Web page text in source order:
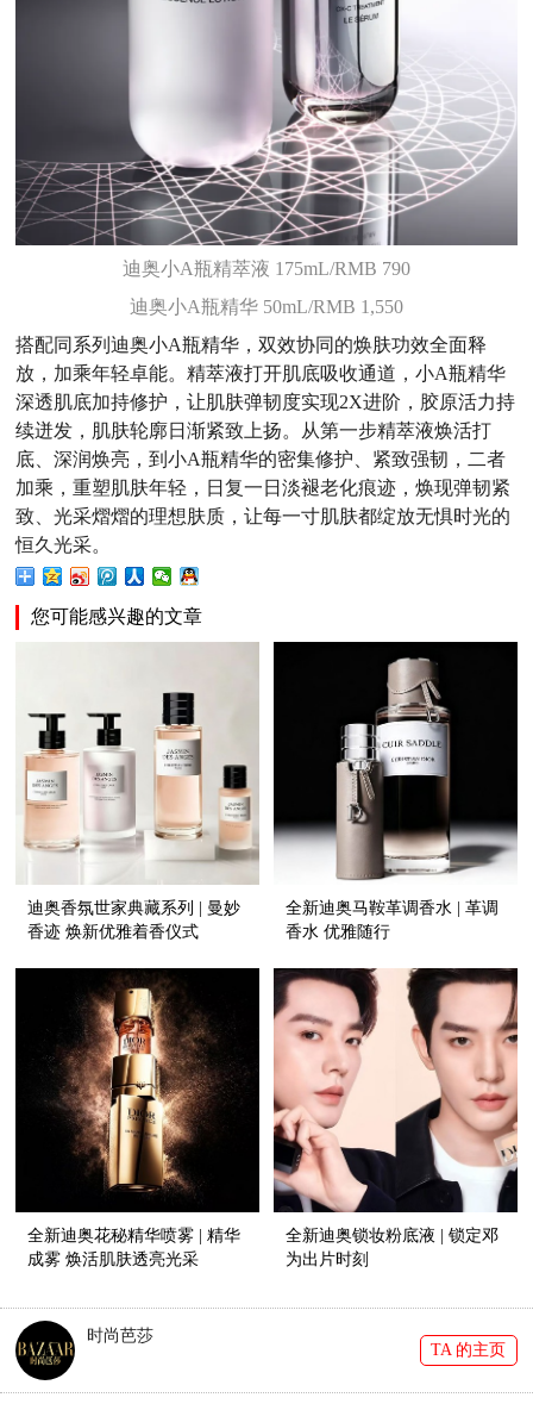
迪奥小A瓶精萃液 175mL/RMB 790
迪奥小A瓶精华 50mL/RMB 1,550
搭配同系列迪奥小A瓶精华，双效协同的焕肤功效全面释
放，加乘年轻卓能。精萃液打开肌底吸收通道，小A瓶精华
深透肌底加持修护，让肌肤弹韧度实现2X进阶，胶原活力持
续迸发，肌肤轮廓日渐紧致上扬。从第一步精萃液焕活打
底、深润焕亮，到小A瓶精华的密集修护、紧致强韧，二者
加乘，重塑肌肤年轻，日复一日淡褪老化痕迹，焕现弹韧紧
致、光采熠熠的理想肤质，让每一寸肌肤都绽放无惧时光的
恒久光采。
您可能感兴趣的文章
迪奥香氛世家典藏系列 | 曼妙
香迹 焕新优雅着香仪式
全新迪奥马鞍革调香水 | 革调
香水 优雅随行
全新迪奥花秘精华喷雾 | 精华
成雾 焕活肌肤透亮光采
全新迪奥锁妆粉底液 | 锁定邓
为出片时刻
时尚芭莎
TA 的主页